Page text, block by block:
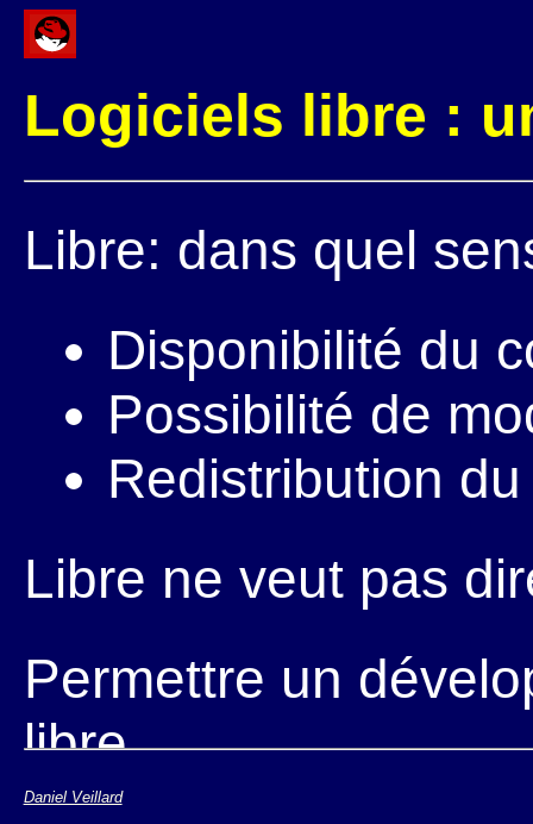
Logiciels libre :
Libre: dans quel
Disponibilité du
Possibilité de
Redistribution
Libre ne veut pas
Permettre un
libre
Daniel Veillard